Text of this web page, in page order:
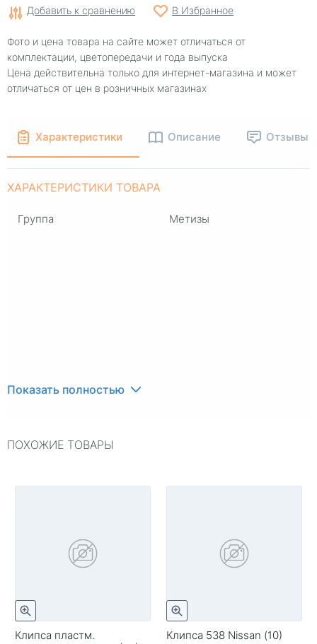
Добавить к сравнению В Избранное
Фото и цена товара на сайте может отличаться от
комплектации, цветопередачи и года выпуска
Цена действительна только для интернет-магазина и может
отличаться от цен в розничных магазинах
Характеристики Описание Отзывы
ХАРАКТЕРИСТИКИ ТОВАРА
Группа Метизы
Показать полностью
ПОХОЖИЕ ТОВАРЫ
Клипса пластм.
Клипса 538 Nissan (10)